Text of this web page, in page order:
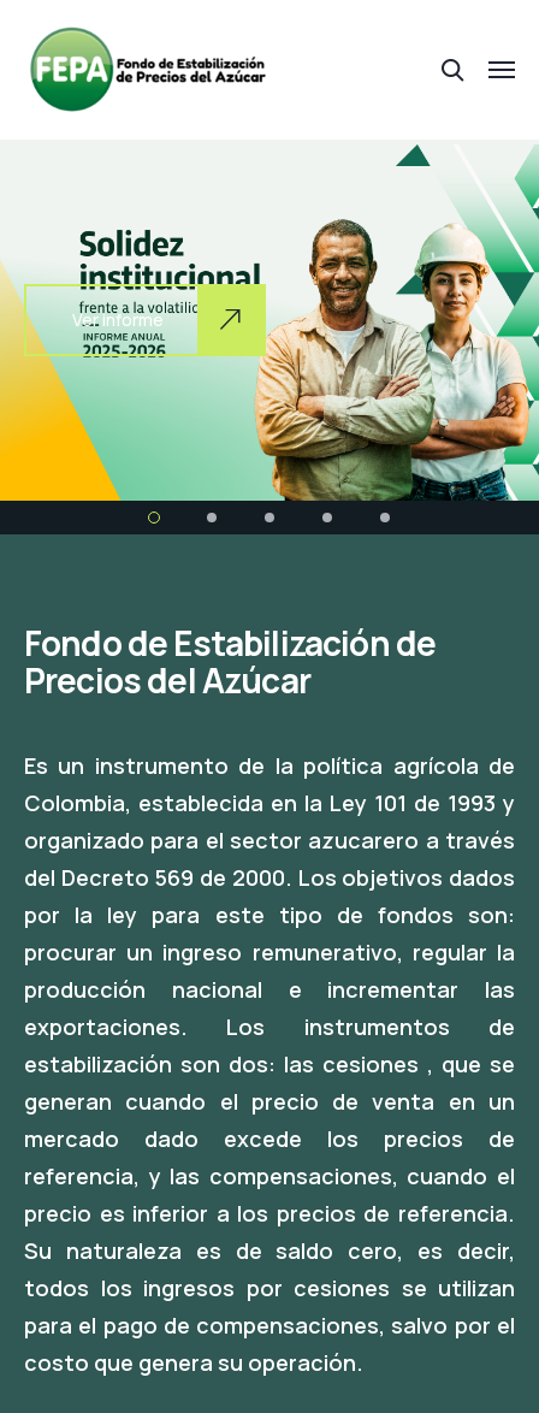
Ver informe
Fondo de Estabilización de
Precios del Azúcar
Es un instrumento de la política agrícola de
Colombia, establecida en la Ley 101 de 1993 y
organizado para el sector azucarero a través
del Decreto 569 de 2000. Los objetivos dados
por la ley para este tipo de fondos son:
procurar un ingreso remunerativo, regular la
producción nacional e incrementar las
exportaciones. Los instrumentos de
estabilización son dos: las cesiones , que se
generan cuando el precio de venta en un
mercado dado excede los precios de
referencia, y las compensaciones, cuando el
precio es inferior a los precios de referencia.
Su naturaleza es de saldo cero, es decir,
todos los ingresos por cesiones se utilizan
para el pago de compensaciones, salvo por el
costo que genera su operación.